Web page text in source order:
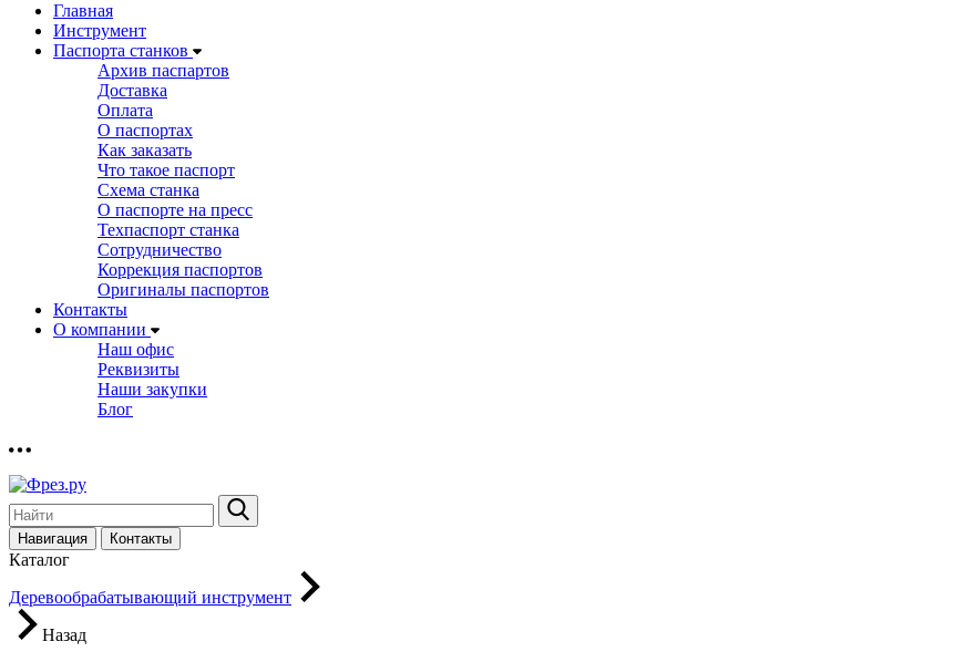
Главная
Инструмент
Паспорта станков
Архив паспартов
Доставка
Оплата
О паспортах
Как заказать
Что такое паспорт
Схема станка
О паспорте на пресс
Техпаспорт станка
Сотрудничество
Коррекция паспортов
Оригиналы паспортов
Контакты
О компании
Наш офис
Реквизиты
Наши закупки
Блог
Навигация Контакты
Каталог
Деревообрабатывающий инструмент
Назад